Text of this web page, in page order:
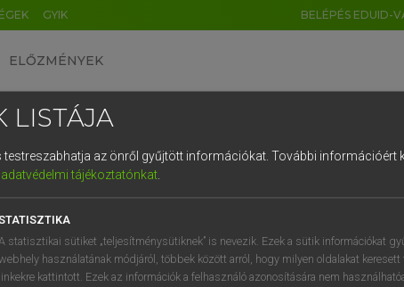
GYIK BELÉPÉS EDUID-
ELŐZMÉNYEK
angol szótár
mn telt ház előtt játszott/előadott
minden jegy elkelt
LISTÁJA
testreszabhatja az önről gyűjtött információkat. További információért
adatvédelmi tájékoztatónkat.
statisztikai sütiket „teljesítménysütiknek” is nevezik. Ezek a sütik információkat
használatának módjáról, többek között arról, hogy milyen oldalakat keresett
linkekre kattintott. Ezek az információk a felhasználó azonosítására nem
HU DE CN FR ES IT NL
1 2 3 4 5 6 7 8 9
q w e r t z u i
a s d f g h j k l é